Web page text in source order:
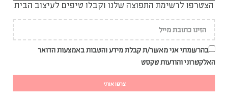
הצטרפו לרשימת התפוצה שלנו וקבלו טיפים לעיצוב הבית
בהרשמתי אני מאשר/ת קבלת מידע והטבות באמצעות הדואר
האלקטרוני והודעות טקסט
צרפו אותי